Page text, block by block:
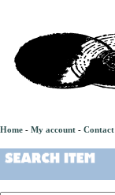
Home - My account - Contact